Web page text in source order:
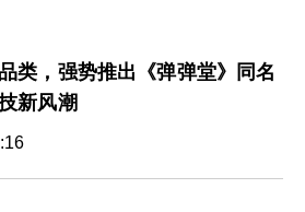
类，强势推出《弹弹堂》同名
新风潮